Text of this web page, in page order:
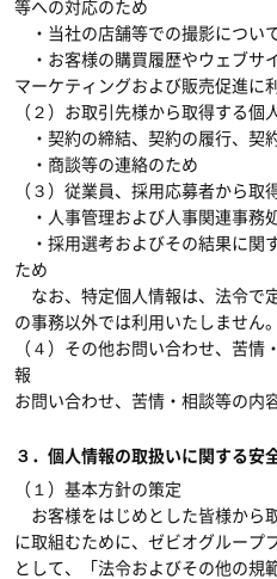
等への対応のため
・当社の店舗等での撮影につい
・お客様の購買履歴やウェブサ
マーケティングおよび販売促進に
（２）お取引先様から取得する個
・契約の締結、契約の履行、契
・商談等の連絡のため
（３）従業員、採用応募者から取
・人事管理および人事関連事務
・採用選考およびその結果に関
ため
なお、特定個人情報は、法令で
の事務以外では利用いたしません。
（４）その他お問い合わせ、苦
報
お問い合わせ、苦情・相談等の内
３．個人情報の取扱いに関する安
（１）基本方針の策定
お客様をはじめとした皆様から
に取組むために、ゼビオグループ
として、「法令およびその他の規